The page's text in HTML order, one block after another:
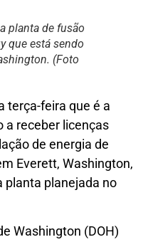
planta de fusão
que está sendo
(Foto
terça-feira que é a
a receber licenças
de energia de
Everett, Washington,
planta planejada no
Washington (DOH)